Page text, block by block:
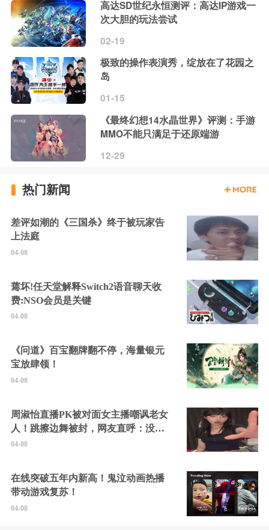
高达SD世纪永恒测评：高达IP游戏一
次大胆的玩法尝试
02-19
极致的操作表演秀，绽放在了花园之
岛
01-15
《最终幻想14水晶世界》评测：手游
MMO不能只满足于还原端游
12-29
热门新闻
差评如潮的《三国杀》终于被玩家告
上法庭
04-08
蔫坏!任天堂解释Switch2语音聊天收
费:NSO会员是关键
04-08
《问道》百宝翻牌翻不停，海量银元
宝放肆领！
04-08
周淑怡直播PK被对面女主播嘲讽老女
人！跳擦边舞被封，网友直呼：没边
硬擦封的好！
04-08
在线突破五年内新高！鬼泣动画热播
带动游戏复苏！
04-08